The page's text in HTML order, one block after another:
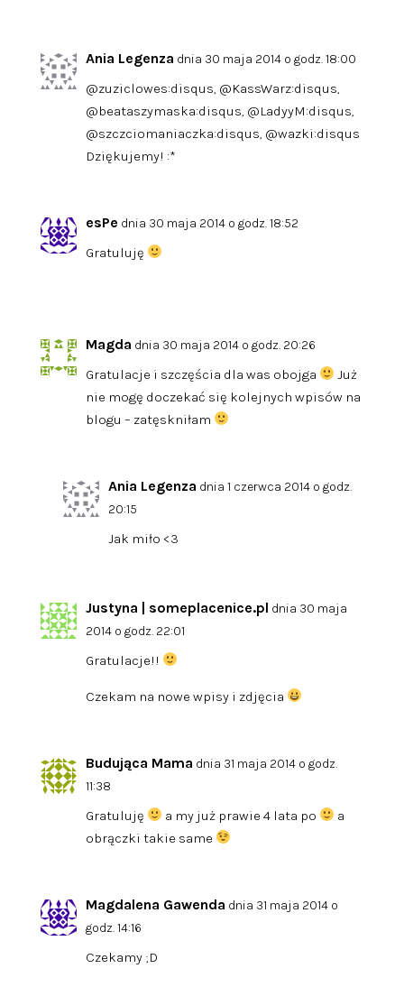
Ania Legenza dnia 30 maja 2014 o godz. 18:00
@zuziclowes:disqus, @KassWarz:disqus,
@beataszymaska:disqus, @LadyyM:disqus,
@szczciomaniaczka:disqus, @wazki:disqus
Dziękujemy! :*
esPe dnia 30 maja 2014 o godz. 18:52
Gratuluję
Magda dnia 30 maja 2014 o godz. 20:26
Gratulacje i szczęścia dla was obojga
Już
nie mogę doczekać się kolejnych wpisów na
blogu – zatęskniłam
Ania Legenza dnia 1 czerwca 2014 o godz.
20:15
Jak miło <3
Justyna | someplacenice.pl dnia 30 maja
2014 o godz. 22:01
Gratulacje!!
Czekam na nowe wpisy i zdjęcia
Budująca Mama dnia 31 maja 2014 o godz.
11:38
Gratuluję a my już prawie 4 lata po
a
obrączki takie same
Magdalena Gawenda dnia 31 maja 2014 o
godz. 14:16
Czekamy ;D